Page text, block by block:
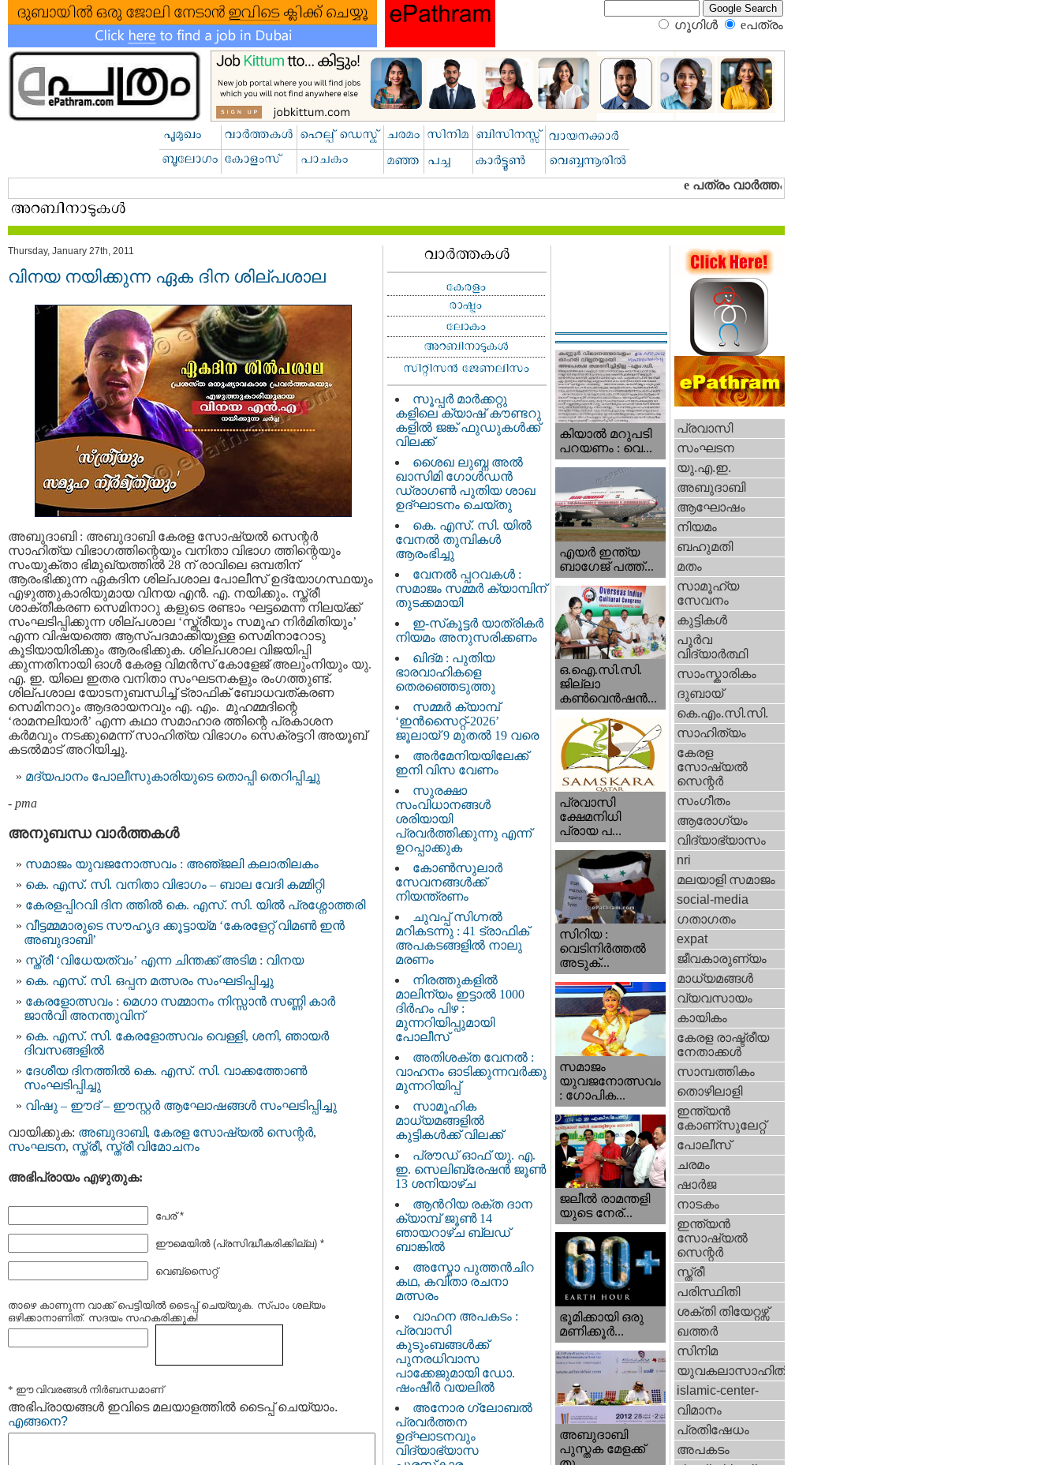
ഗൂഗിള്‍ eപത്രം‍
Thursday, January 27th, 2011
വിനയ നയിക്കുന്ന ഏക ദിന ശില്പശാല
അബുദാബി : അബുദാബി കേരള സോഷ്യല്‍ സെന്റര്‍
സാഹിത്യ വിഭാഗത്തിന്റെയും വനിതാ വിഭാഗ ത്തിന്റെയും
സംയുക്താ ഭിമുഖ്യത്തില്‍ 28 ന് രാവിലെ ഒമ്പതിന്
ആരംഭിക്കുന്ന ഏകദിന ശില്പശാല പോലീസ് ഉദ്യോഗസ്ഥയും
എഴുത്തുകാരിയുമായ വിനയ എന്‍. എ. നയിക്കും. സ്ത്രീ
ശാക്തീകരണ സെമിനാറു കളുടെ രണ്ടാം ഘട്ടമെന്ന നിലയ്ക്ക്
സംഘടിപ്പിക്കുന്ന ശില്പശാല ‘സ്ത്രീയും സമൂഹ നിര്‍മിതിയും’
എന്ന വിഷയത്തെ ആസ്പദമാക്കിയുള്ള സെമിനാറോടു
കൂടിയായിരിക്കും ആരംഭിക്കുക. ശില്പശാല വിജയിപ്പി
ക്കുന്നതിനായി ഓള്‍ കേരള വിമന്‍സ് കോളേജ് അലുംനിയും യു.
എ. ഇ. യിലെ ഇതര വനിതാ സംഘടനകളും രംഗത്തുണ്ട്.
ശില്പശാല യോടനുബന്ധിച്ച് ട്രാഫിക് ബോധവത്കരണ
സെമിനാറും ആദരായനവും എ. എം. മുഹമ്മദിന്റെ
‘രാമനലിയാര്‍’ എന്ന കഥാ സമാഹാര ത്തിന്റെ പ്രകാശന
കര്‍മവും നടക്കുമെന്ന് സാഹിത്യ വിഭാഗം സെക്രട്ടറി അയൂബ്
കടല്‍മാട് അറിയിച്ചു.
മദ്യപാനം പോലീസുകാരിയുടെ തൊപ്പി തെറിപ്പിച്ചു
- pma
അനുബന്ധ വാര്‍ത്തകള്‍
സമാജം യുവജനോത്സവം : അഞ്‌ജലി കലാതിലകം
കെ. എസ്. സി. വനിതാ വിഭാഗം – ബാല വേദി കമ്മിറ്റി
കേരളപ്പിറവി ദിന ത്തില്‍ കെ. എസ്. സി. യില്‍ പ്രശ്നോത്തരി
വീട്ടമ്മമാരുടെ സൗഹൃദ ക്കൂട്ടായ്മ ‘കേരളേറ്റ് വിമൺ ഇൻ
അബുദാബി’
സ്ത്രീ ‘വിധേയത്വം’ എന്ന ചിന്തക്ക് അടിമ : വിനയ
കെ. എസ്. സി. ഒപ്പന മത്സരം സംഘടിപ്പിച്ചു
കേരളോത്സവം : മെഗാ സമ്മാനം നിസ്സാൻ സണ്ണി കാർ
ജാൻവി അനന്തുവിന്
കെ. എസ്. സി. കേരളോത്സവം വെള്ളി, ശനി, ഞായർ
ദിവസങ്ങളിൽ
ദേശീയ ദിനത്തിൽ കെ. എസ്‌. സി. വാക്കത്തോൺ
സംഘടിപ്പിച്ചു
വിഷു – ഈദ് – ഈസ്റ്റർ ആഘോഷങ്ങൾ സംഘടിപ്പിച്ചു
വായിക്കുക: അബുദാബി, കേരള സോഷ്യല്‍ സെന്റര്‍,
സംഘടന, സ്ത്രീ, സ്ത്രീ വിമോചനം
അഭിപ്രായം എഴുതുക:
പേര് *
ഈമെയില്‍ (പ്രസിദ്ധീകരിക്കില്ല) *
വെബ്സൈറ്റ്
താഴെ കാണുന്ന വാക്ക് പെട്ടിയില്‍ ടൈപ്പ്‌ ചെയ്യുക. സ്പാം ശല്യം
ഒഴിക്കാനാണിത്. സദയം സഹകരിക്കുക!
* ഈ വിവരങ്ങള്‍ നിര്‍ബന്ധമാണ്
അഭിപ്രായങ്ങള്‍ ഇവിടെ മലയാളത്തില്‍ ടൈപ്പ് ചെയ്യാം.
എങ്ങനെ?
സൂപ്പർ മാർക്കറ്റു
കളിലെ ക്യാഷ് കൗണ്ടറു
കളിൽ ജങ്ക് ഫുഡുകൾക്ക്
വിലക്ക്
ശൈഖ ലുബ്ന അൽ
ഖാസിമി ഗോൾഡൻ
ഡ്രാഗൺ പുതിയ ശാഖ
ഉദ്ഘാടനം ചെയ്തു
കെ. എസ്. സി. യിൽ
വേനൽ തുമ്പികൾ
ആരംഭിച്ചു
വേനൽ പ്പറവകൾ :
സമാജം സമ്മർ ക്യാമ്പിന്
തുടക്കമായി
ഇ-സ്‌കൂട്ടർ യാത്രികർ
നിയമം അനുസരിക്കണം
ഖിദ്മ : പുതിയ
ഭാരവാഹികളെ
തെരഞ്ഞെടുത്തു
സമ്മർ ക്യാമ്പ്
‘ഇൻസൈറ്റ്-2026’
ജൂലായ് 9 മുതൽ 19 വരെ
അർമേനിയയിലേക്ക്
ഇനി വിസ വേണം
സുരക്ഷാ
സംവിധാനങ്ങൾ
ശരിയായി
പ്രവർത്തിക്കുന്നു എന്ന്
ഉറപ്പാക്കുക
കോൺസുലാർ
സേവനങ്ങൾക്ക്
നിയന്ത്രണം
ചുവപ്പ് സിഗ്നൽ
മറികടന്നു : 41 ട്രാഫിക്
അപകടങ്ങളിൽ നാലു
മരണം
നിരത്തുകളിൽ
മാലിന്യം ഇട്ടാൽ 1000
ദിർഹം പിഴ :
മുന്നറിയിപ്പുമായി
പോലീസ്
അതിശക്ത വേനൽ :
വാഹനം ഓടിക്കുന്നവർക്കു
മുന്നറിയിപ്പ്
സാമൂഹിക
മാധ്യമങ്ങളിൽ
കുട്ടികൾക്ക് വിലക്ക്
പ്രൗഡ് ഓഫ് യു. എ.
ഇ. സെലിബ്രേഷൻ ജൂൺ
13 ശനിയാഴ്ച
ആൻറിയ രക്ത ദാന
ക്യാമ്പ് ജൂൺ 14
ഞായറാഴ്ച ബ്ലഡ്
ബാങ്കിൽ
അസ്മോ പുത്തൻചിറ
കഥ, കവിതാ രചനാ
മത്സരം
വാഹന അപകടം :
പ്രവാസി
കുടുംബങ്ങൾക്ക്
പുനരധിവാസ
പാക്കേജുമായി ഡോ.
ഷംഷീർ വയലിൽ
അനോര ഗ്ലോബൽ
പ്രവർത്തന
ഉദ്ഘാടനവും
വിദ്യാഭ്യാസ
കിയാല്‍ മറുപടി
പറയണം : വെ...
എയര്‍ ഇന്ത്യ
ബാഗേജ് പത്ത്...
ഒ.ഐ.സി.സി.
ജില്ലാ
കൺവെൻഷൻ...
പ്രവാസി
ക്ഷേമനിധി
പ്രായ പ...
സിറിയ :
വെടിനിർത്തൽ
അടുക്...
സമാജം
യുവജനോത്സവം
: ഗോപിക...
ജലീല്‍ രാമന്തളി
യുടെ നേര്...
ഭൂമിക്കായി ഒരു
മണിക്കൂര്‍...
അബുദാബി
പുസ്തക മേളക്ക്
പ്രവാസി
സംഘടന
യു.എ.ഇ.
അബുദാബി
ആഘോഷം
നിയമം
ബഹുമതി
മതം
സാമൂഹ്യ
സേവനം
കുട്ടികള്‍
പൂര്‍വ
വിദ്യാര്‍ത്ഥി
സാംസ്കാരികം
ദുബായ്‌
കെ.എം.സി.സി.
സാഹിത്യം
കേരള
സോഷ്യല്‍
സെന്റര്‍
സംഗീതം
ആരോഗ്യം
വിദ്യാഭ്യാസം
nri
മലയാളി സമാജം
social-media
ഗതാഗതം
expat
ജീവകാരുണ്യം
മാധ്യമങ്ങള്‍
വ്യവസായം
കായികം
കേരള രാഷ്ട്രീയ
നേതാക്കള്‍
സാമ്പത്തികം
തൊഴിലാളി
ഇന്ത്യന്‍
കോണ്സുലേറ്റ്
പോലീസ്
ചരമം
ഷാര്‍ജ
നാടകം
ഇന്ത്യന്‍
സോഷ്യല്‍
സെന്റര്‍
സ്ത്രീ
പരിസ്ഥിതി
ശക്തി തിയേറ്റഴ്സ്
ഖത്തര്‍
സിനിമ
യുവകലാസാഹിതി
islamic-center-
വിമാനം
പ്രതിഷേധം
അപകടം